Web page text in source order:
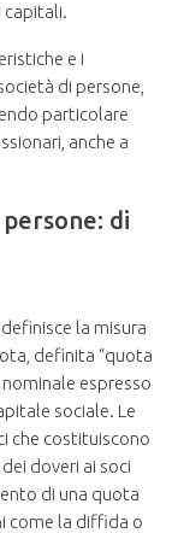
capitali.
e i
di persone,
particolare
anche a
di
la misura
definita “quota
espresso
sociale. Le
che costituiscono
doveri ai soci
di una quota
come la diffida o